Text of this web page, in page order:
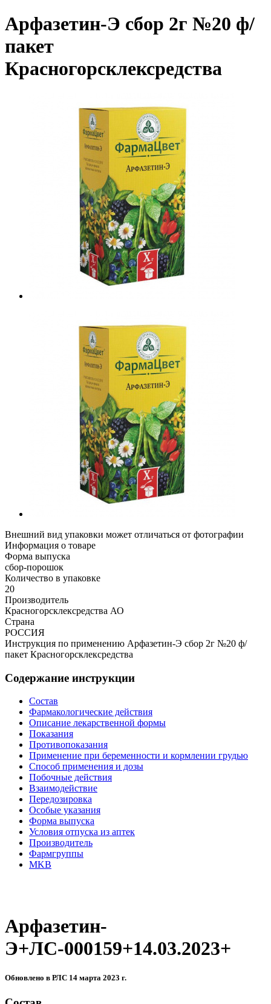
Арфазетин-Э сбор 2г №20 ф/
пакет
Красногорсклексредства
Внешний вид упаковки может отличаться от фотографии
Информация о товаре
Форма выпуска
сбор-порошок
Количество в упаковке
20
Производитель
Красногорсклексредства АО
Страна
РОССИЯ
Инструкция по применению Арфазетин-Э сбор 2г №20 ф/
пакет Красногорсклексредства
Содержание инструкции
Состав
Фармакологические действия
Описание лекарственной формы
Показания
Противопоказания
Применение при беременности и кормлении грудью
Способ применения и дозы
Побочные действия
Взаимодействие
Передозировка
Особые указания
Форма выпуска
Условия отпуска из аптек
Производитель
Фармгруппы
MKB
Арфазетин-
Э+ЛС-000159+14.03.2023+
Обновлено в РЛС 14 марта 2023 г.